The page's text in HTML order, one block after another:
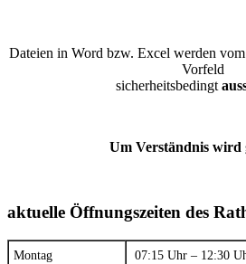
Dateien in Word bzw. Excel werden
Vorfeld
sicherheitsbedingt
Um Verständnis wird
aktuelle Öffnungszeiten des
Montag 07:15 Uhr – 12:30